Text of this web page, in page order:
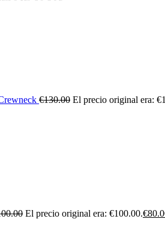
€130.00 El precio original era:
El precio original era: €100.00.€